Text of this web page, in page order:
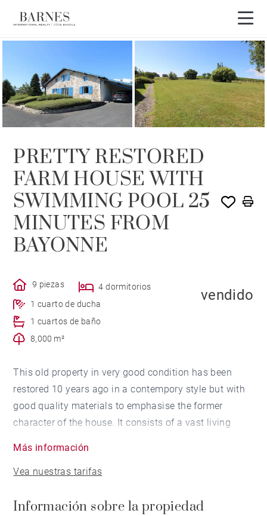
PRETTY RESTORED
FARM HOUSE WITH
SWIMMING POOL 25
MINUTES FROM
BAYONNE
9 piezas
4 dormitorios
1 cuarto de ducha
1 cuartos de baño
8,000 m²
vendido
This old property in very good condition has been
restored 10 years ago in a contempory style but with
good quality materials to emphasise the former
character of the house. It consists of a vast living
modern fully equipped kitchen , wash room and 4
Outside you have a large swimming pool, garage and
Más información
Vea nuestras tarifas
Información sobre la propiedad